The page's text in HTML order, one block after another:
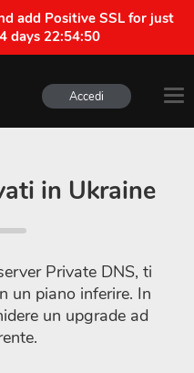
add Positive SSL for just
days 22:54:50
Accedi
in Ukraine
Private DNS, ti
un piano inferire. In
un upgrade ad